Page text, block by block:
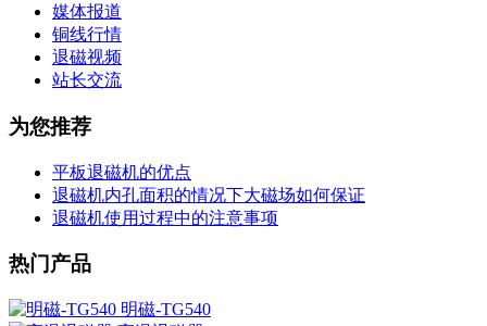
媒体报道
铜线行情
退磁视频
站长交流
为您推荐
平板退磁机的优点
退磁机内孔面积的情况下大磁场如何保证
退磁机使用过程中的注意事项
热门产品
明磁-TG540